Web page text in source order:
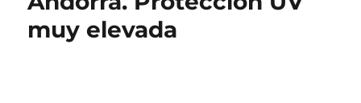
muy elevada